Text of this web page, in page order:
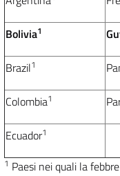
Bolivia1
Brazil1
Colombia1
Ecuador1
1 Paesi nei quali la